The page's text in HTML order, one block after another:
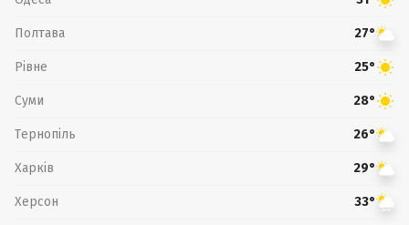
Полтава 27°
Рівне 25°
Суми 28°
Тернопіль 26°
Харків 29°
Херсон 33°